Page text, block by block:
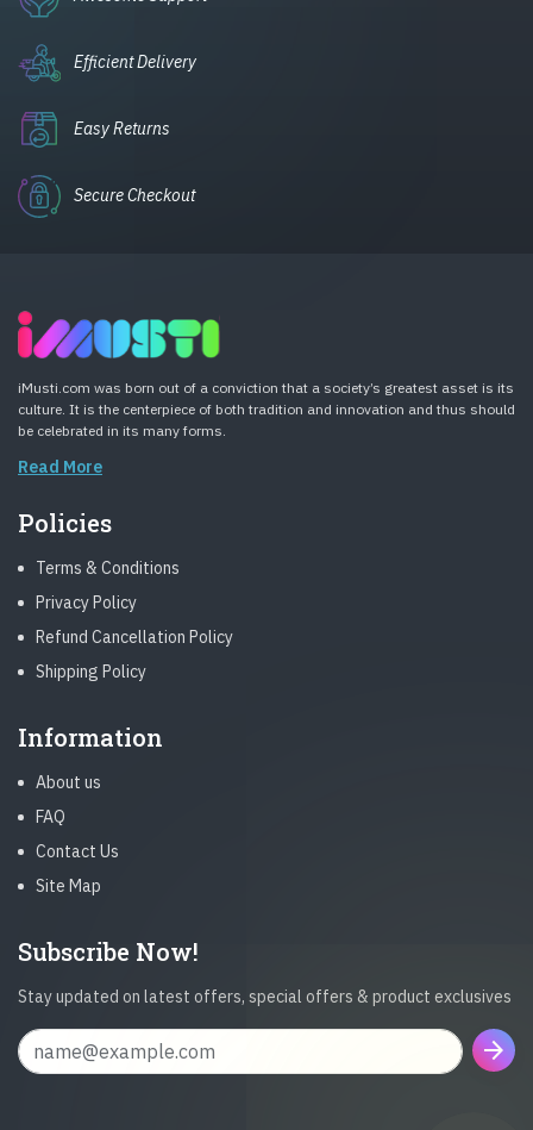
Efficient Delivery
Easy Returns
Secure Checkout
iMusti.com was born out of a conviction that a society’s greatest asset is its
culture. It is the centerpiece of both tradition and innovation and thus should
be celebrated in its many forms.
Read More
Policies
Terms & Conditions
Privacy Policy
Refund Cancellation Policy
Shipping Policy
Information
About us
FAQ
Contact Us
Site Map
Subscribe Now!
Stay updated on latest offers, special offers & product exclusives
arrow_forward